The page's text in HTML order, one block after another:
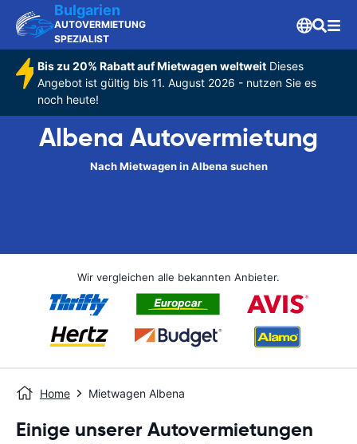
Bulgarien
AUTOVERMIETUNG
SPEZIALIST
Bis zu 20% Rabatt auf Mietwagen weltweitDieses
Angebot ist gültig bis 11. August 2026 - nutzen Sie es
noch heute!
Albena Autovermietung
Nach Mietwagen in Albena suchen
Wir vergleichen alle bekannten Anbieter.
Home Mietwagen Albena
Einige unserer Autovermietungen